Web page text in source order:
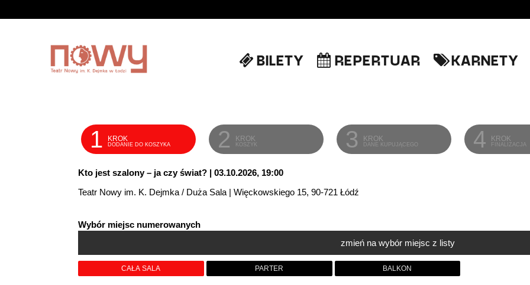
BILETY REPERTUAR KARNETY
1 KROK
DODANIE DO KOSZYKA 2 KROK
KOSZYK 3 KROK
DANE KUPUJĄCEGO 4 KROK
FINALIZACJA
Kto jest szalony – ja czy świat? | 03.10.2026, 19:00
Teatr Nowy im. K. Dejmka / Duża Sala | Więckowskiego 15, 90-721 Łódź
Wybór miejsc numerowanych
zmień na wybór miejsc z listy
CAŁA SALA PARTER BALKON